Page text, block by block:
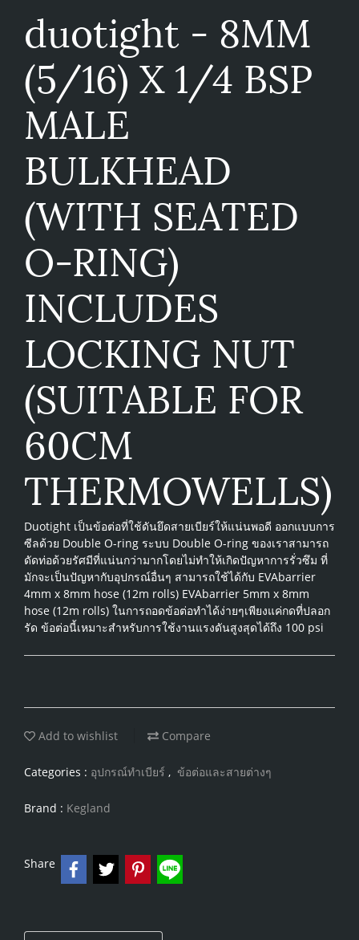
duotight - 8MM
(5/16) X 1/4 BSP
MALE
BULKHEAD
(WITH SEATED
O-RING)
INCLUDES
LOCKING NUT
(SUITABLE FOR
60CM
THERMOWELLS)
Duotight เป็นข้อต่อที่ใช้ดันยึดสายเบียร์ให้แน่นพอดี ออกแบบการ
ซีลด้วย Double O-ring ระบบ Double O-ring ของเราสามารถ
ดัดท่อด้วยรัศมีที่แน่นกว่ามากโดยไม่ทำให้เกิดปัญหาการรั่วซึม ที่
มักจะเป็นปัญหากับอุปกรณ์อื่นๆ สามารถใช้ได้กับ EVAbarrier
4mm x 8mm hose (12m rolls) EVAbarrier 5mm x 8mm
hose (12m rolls) ในการถอดข้อต่อทำได้ง่ายๆเพียงแค่กดที่ปลอก
รัด ข้อต่อนี้เหมาะสำหรับการใช้งานแรงดันสูงสุดได้ถึง 100 psi
Add to wishlist Compare
Categories : อุปกรณ์ทำเบียร์ , ข้อต่อและสายต่างๆ
Brand : Kegland
Share